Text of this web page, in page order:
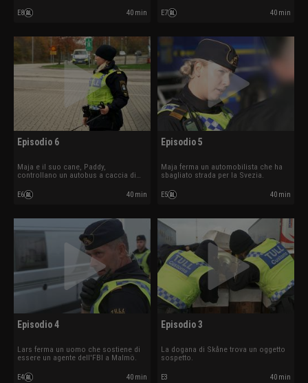
E8 40 min E7 40 min
Episodio 6
Maja e il suo cane, Paddy,
controllano un autobus a caccia di
E6 40 min
Episodio 5
Maja ferma un automobilista che ha
sbagliato strada per la Svezia.
E5 40 min
Episodio 4
Lars ferma un uomo che sostiene di
essere un agente dell'FBI a Malmö.
E4 40 min
Episodio 3
La dogana di Skåne trova un oggetto
sospetto.
E3 40 min